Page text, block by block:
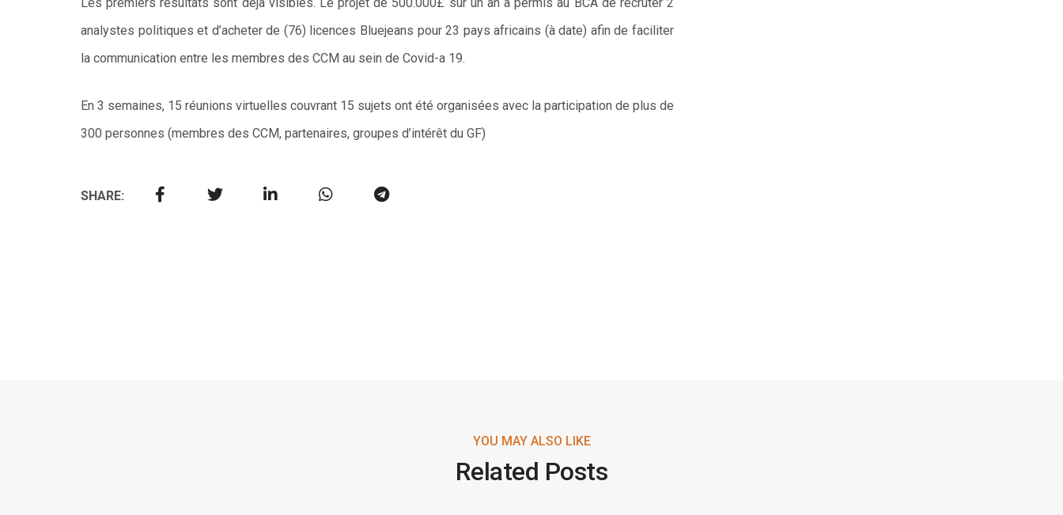
analystes politiques et d’acheter de (76) licences Bluejeans pour 23 pays africains (à date) afin de faciliter
la communication entre les membres des CCM au sein de Covid-a 19.
En 3 semaines, 15 réunions virtuelles couvrant 15 sujets ont été organisées avec la participation de plus de
300 personnes (membres des CCM, partenaires, groupes d’intérêt du GF)
SHARE:
YOU MAY ALSO LIKE
Related Posts